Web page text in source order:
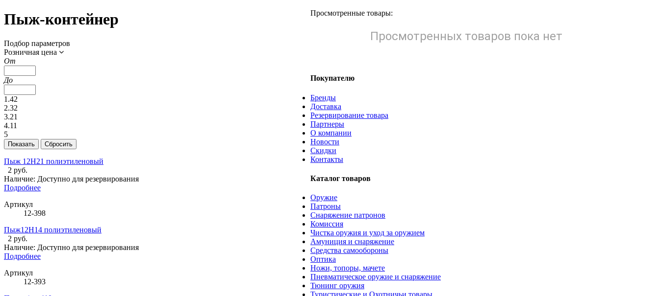
Пыж-контейнер
Подбор параметров
Розничная цена
От
До
1.42
2.32
3.21
4.11
5
Пыж 12Н21 полиэтиленовый
2 руб.
Наличие: Доступно для резервирования
Подробнее
Артикул
12-398
Пыж12Н14 полиэтиленовый
2 руб.
Наличие: Доступно для резервирования
Подробнее
Артикул
12-393
Просмотренные товары:
Просмотренных товаров пока нет
Покупателю
Бренды
Доставка
Резервирование товара
Партнеры
О компании
Новости
Скидки
Контакты
Каталог товаров
Оружие
Патроны
Снаряжение патронов
Комиссия
Чистка оружия и уход за оружием
Амуниция и снаряжение
Средства самообороны
Оптика
Ножи, топоры, мачете
Пневматическое оружие и снаряжение
Тюнинг оружия
Туристические и Охотничьи товары